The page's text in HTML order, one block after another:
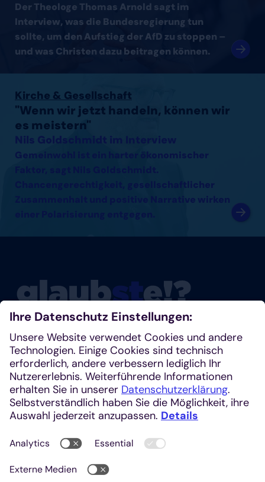
Der Theologe Thomas Arnold sagt im
Interview, was die Bundesregierung tun
sollte, um den Aufstieg der AfD zu stoppen –
und was Christen dazu beitragen können.
Kirche & Gesellschaft
"Wenn wir jetzt handeln, können wir
es meistern"
Nils Goldschmidt im Interview
Gemeinwohl ist ein harter ökonomischer
Chancengerechtigkeit, gesellschaftlicher
Zusammenhalt und positive Narrative wirken
einer Polarisierung entgegen.
Glaubste nicht? Dann schau mal rein!
Klosterplatz 7, 52062 Aachen
+49 241 1685-242 (Redaktion)
kirchenzeitung@einhardverlag.de